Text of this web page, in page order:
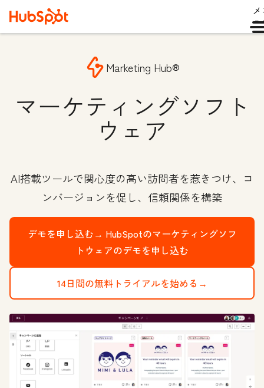
Marketing Hub®
マーケティングソフト
ウェア
AI搭載ツールで関心度の高い訪問者を惹きつけ、コ
ンバージョンを促し、信頼関係を構築
デモを申し込む→ HubSpotのマーケティングソフ
トウェアのデモを申し込む
14日間の無料トライアルを始める→